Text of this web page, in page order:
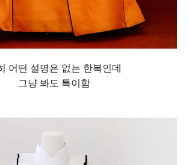
어떤 설명은 없는 한복인데
그냥 봐도 특이함